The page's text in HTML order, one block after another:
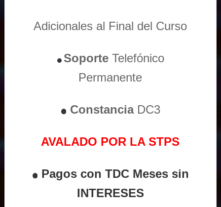
Adicionales al Final del Curso
Soporte Telefónico
Permanente
ConstanciaDC3
AVALADO POR LA STPS
Pagos con TDC Meses sin
INTERESES